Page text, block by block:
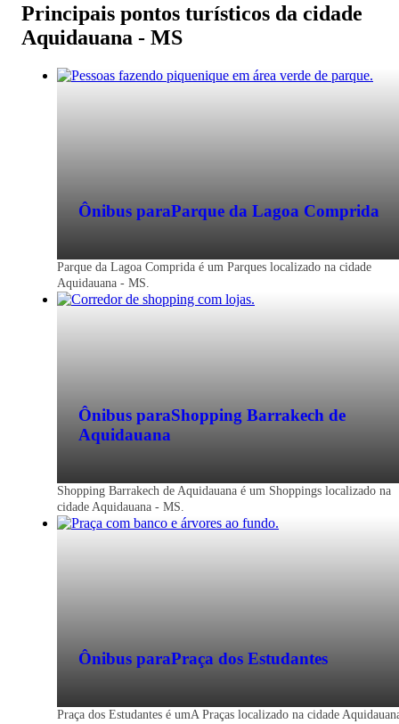
Principais pontos turísticos da cidade
Aquidauana - MS
Ônibus paraParque da Lagoa Comprida
Parque da Lagoa Comprida é um Parques localizado na cidade
Aquidauana - MS.
Ônibus paraShopping Barrakech de
Aquidauana
Shopping Barrakech de Aquidauana é um Shoppings localizado na
cidade Aquidauana - MS.
Ônibus paraPraça dos Estudantes
Praça dos Estudantes é umA Praças localizado na cidade